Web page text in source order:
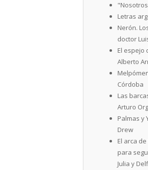
Letras
Nerón.
doctor
El espejo
Alberto
Córdoba
Las
Arturo
Palmas y
Drew
El arca
para
Julia y